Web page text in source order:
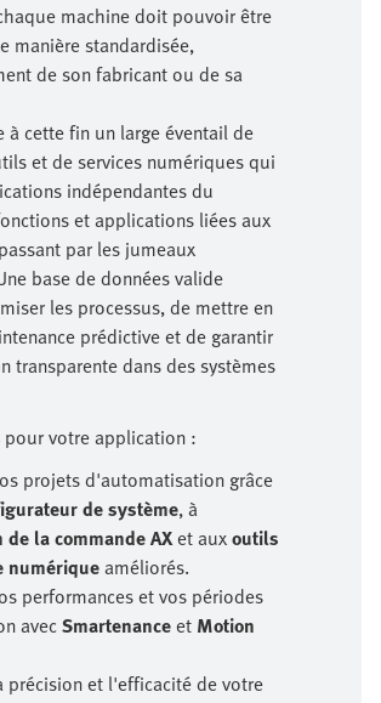
machine doit pouvoir être
manière standardisée,
de son fabricant ou de sa
à cette fin un large éventail de
et de services numériques qui
indépendantes du
et applications liées aux
par les jumeaux
base de données valide
les processus, de mettre en
prédictive et de garantir
transparente dans des systèmes
votre application :
projets d'automatisation grâce
de système, à
la commande AXet auxoutils
numériqueaméliorés.
performances et vos périodes
avecSmartenanceet Motion
précision et l'efficacité de votre